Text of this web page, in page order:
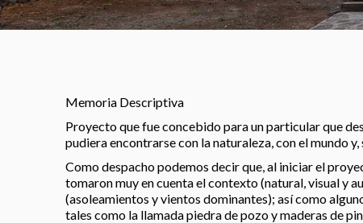
Memoria Descriptiva
Proyecto que fue concebido para un particular que
pudiera encontrarse con la naturaleza, con el mundo
Como despacho podemos decir que, al iniciar el
tomaron muy en cuenta el contexto (natural, visual y
(asoleamientos y vientos dominantes); así como
tales como la llamada piedra de pozo y maderas de